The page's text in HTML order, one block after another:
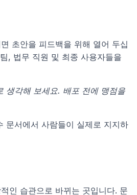
초안을 피드백을 위해 열어 두십
, 법무 직원 및 최종 사용자들을
생각해 보세요. 배포 전에 맹점을
문서에서 사람들이 실제로 지지하
인 습관으로 바뀌는 곳입니다. 문